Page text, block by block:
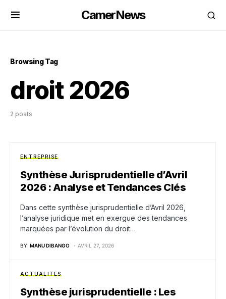
CamerNews
Browsing Tag
droit 2026
2 posts
ENTREPRISE
Synthèse Jurisprudentielle d’Avril
2026 : Analyse et Tendances Clés
Dans cette synthèse jurisprudentielle d’Avril 2026,
l’analyse juridique met en exergue des tendances
marquées par l’évolution du droit…
BY MANU DIBANGO AVRIL 27, 2026
ACTUALITÉS
Synthèse jurisprudentielle : Les